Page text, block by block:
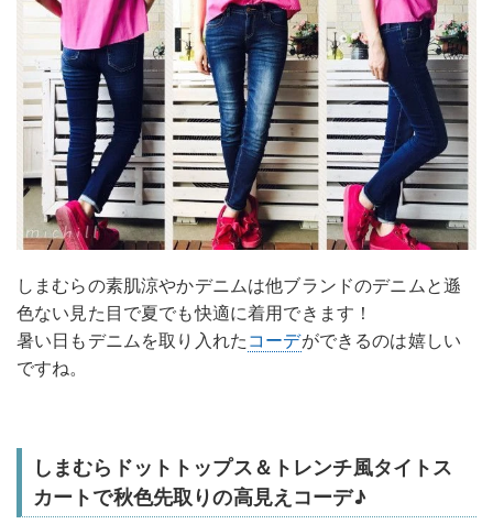
しまむらの素肌涼やかデニムは他ブランドのデニムと遜
色ない見た目で夏でも快適に着用できます！
暑い日もデニムを取り入れた コーデができるのは嬉しい
ですね。
しまむらドットトップス＆トレンチ風タイトス
カートで秋色先取りの高見えコーデ♪